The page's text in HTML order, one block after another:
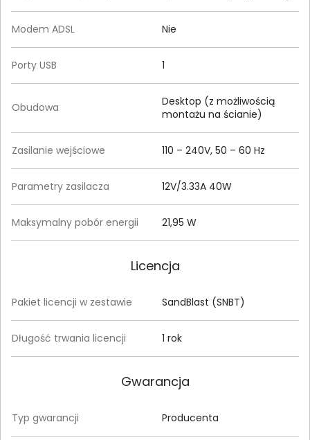
Modem ADSL Nie
Porty USB 1
Obudowa
Desktop (z możliwością
montażu na ścianie)
Zasilanie wejściowe 110 – 240V, 50 – 60 Hz
Parametry zasilacza 12V/3.33A 40W
Maksymalny pobór energii 21,95 W
Licencja
Pakiet licencji w zestawie SandBlast (SNBT)
Długość trwania licencji 1 rok
Gwarancja
Typ gwarancji Producenta